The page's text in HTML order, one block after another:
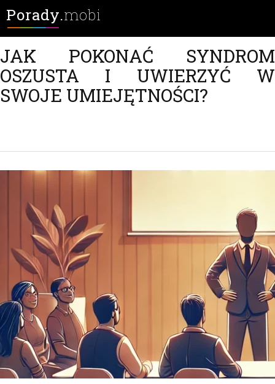
Porady.mobi
JAK POKONAĆ SYNDROM
OSZUSTA I UWIERZYĆ W
SWOJE UMIEJĘTNOŚCI?